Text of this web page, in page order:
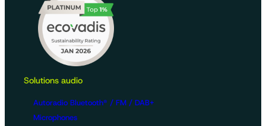
Solutions audio
Autoradio Bluetooth® / FM / DAB+
Microphones